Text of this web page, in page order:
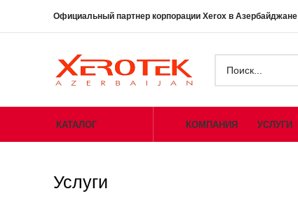
Официальный партнер корпорации Xerox в Азербайджане
КАТАЛОГ КОМПАНИЯ УСЛУГИ
Услуги